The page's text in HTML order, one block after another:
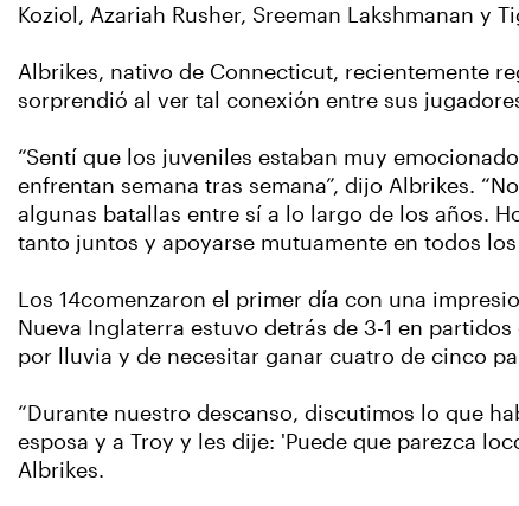
Koziol, Azariah Rusher, Sreeman Lakshmanan y
Albrikes, nativo de Connecticut, recientemente
sorprendió al ver tal conexión entre sus
“Sentí que los juveniles estaban muy
enfrentan semana tras semana”, dijo Albrikes.
algunas batallas entre sí a lo largo de los años.
tanto juntos y apoyarse mutuamente en todos los
Los 14comenzaron el primer día con una
Nueva Inglaterra estuvo detrás de 3-1 en
por lluvia y de necesitar ganar cuatro de cinco
“Durante nuestro descanso, discutimos lo que
esposa y a Troy y les dije: 'Puede que parezca
Albrikes.